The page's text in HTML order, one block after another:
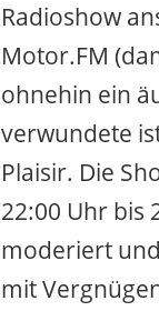
Radioshow
Motor.FM
ohnehin ein
verwundete
Plaisir. Die
22:00 Uhr bis
moderiert
mit